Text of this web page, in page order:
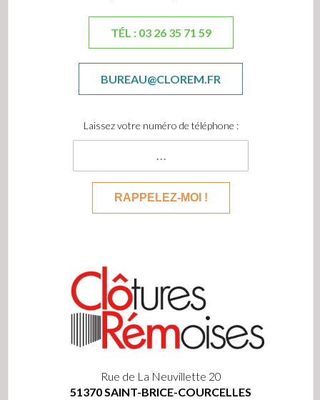
TÉL : 03 26 35 71 59
BUREAU@CLOREM.FR
Laissez votre numéro de téléphone :
Rue de La Neuvillette 20
51370 SAINT-BRICE-COURCELLES